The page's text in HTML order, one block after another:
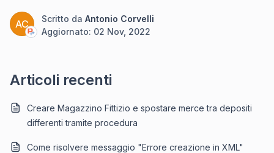
AC Scritto da Antonio Corvelli
Aggiornato: 02 Nov, 2022
Articoli recenti
Creare Magazzino Fittizio e spostare merce tra depositi
differenti tramite procedura
Come risolvere messaggio "Errore creazione in XML"